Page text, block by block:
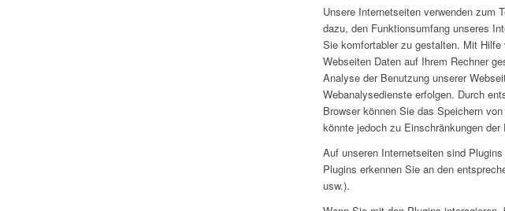
Unsere Internetseiten verwenden zum
dazu, den Funktionsumfang unseres
Sie komfortabler zu gestalten. Mit
Webseiten Daten auf Ihrem Rechner
Analyse der Benutzung unserer
Webanalysedienste erfolgen. Durch
Browser können Sie das Speichern
könnte jedoch zu Einschränkungen
Auf unseren Internetseiten sind
Plugins erkennen Sie an den
usw.).